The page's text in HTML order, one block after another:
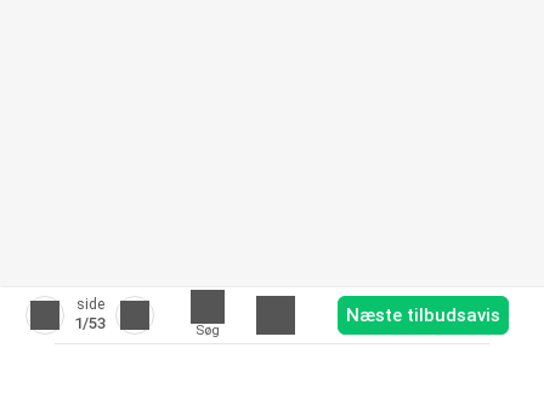
side
1/53 Søg
Næste tilbudsavis